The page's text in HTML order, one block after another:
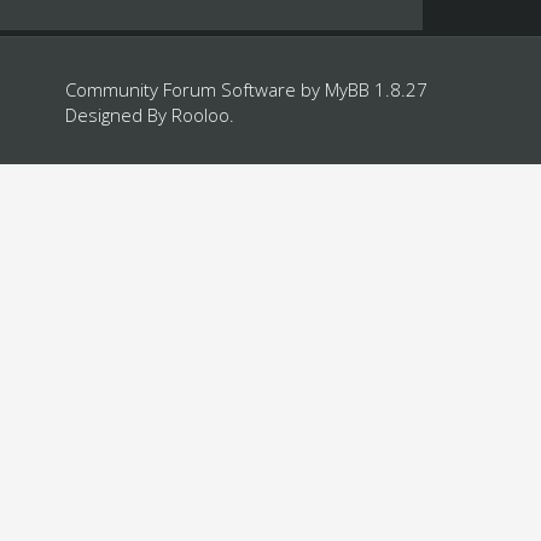
Community Forum Software by MyBB 1.8.27
Designed By Rooloo.